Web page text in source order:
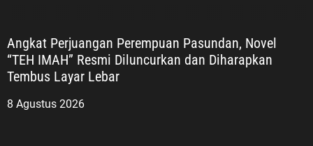
Angkat Perjuangan Perempuan Pasundan, Novel
“TEH IMAH” Resmi Diluncurkan dan Diharapkan
Tembus Layar Lebar
8 Agustus 2026